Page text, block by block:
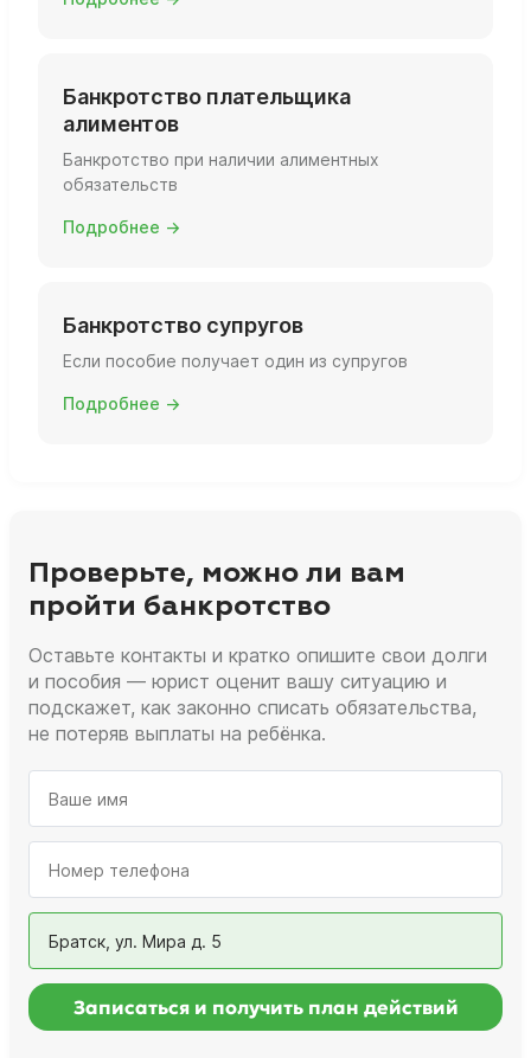
Банкротство плательщика
алиментов
Банкротство при наличии алиментных
обязательств
Подробнее →
Банкротство супругов
Если пособие получает один из супругов
Подробнее →
Проверьте, можно ли вам
пройти банкротство
Оставьте контакты и кратко опишите свои долги
и пособия — юрист оценит вашу ситуацию и
подскажет, как законно списать обязательства,
не потеряв выплаты на ребёнка.
Братск, ул. Мира д. 5
Записаться и получить план действий